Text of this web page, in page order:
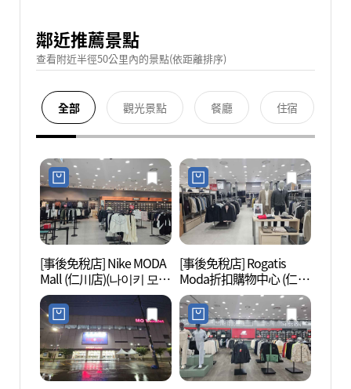
鄰近推薦景點
查看附近半徑50公里內的景點(依距離排序)
全部 觀光景點 餐廳 住宿
[事後免稅店] Nike MODA
Mall (仁川店)(나이키 모다
아울렛 인천점)
[事後免稅店] Rogatis
Moda折扣購物中心 (仁川
店)(로가디스 모다아울렛
인천점)